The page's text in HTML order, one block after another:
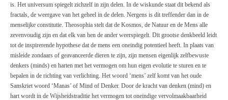
is. Het universum spiegelt zichzelf in zijn delen. In de wiskunde staat dit bekend als
fractals, de weergave van het geheel in de delen. Nergens is dit treffender dan in de
menselijke constitutie. Theosophia stelt dat de Kosmos, de Natuur en de Mens alle
zevenvoudig zijn en dat elk van hen de ander weerspiegelt. Dit grootse denkbeeld leidt
tot de inspirerende hypothese dat de mens een oneindig potentieel heeft. In plaats van
misleide zondaars of geavanceerde dieren te zijn, zijn mensen eigenlijk zelfbewuste
denkers (minds) en harten met het vermogen om hun eigen evolutie te sturen en te
bepalen in de richting van verlichting. Het woord ‘mens’ zelf komt van het oude
Sanskriet woord ‘Manas’ of Mind of Denker. Door de kracht van denken (mind) en
hart wordt in de Wijsheidstraditie het vermogen tot oneindige vervolmaakbaarheid